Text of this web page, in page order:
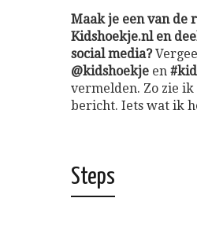
Maak je een van de
Kidshoekje.nl en
social media?
@kidshoekje en
vermelden. Zo zie ik
bericht. Iets wat ik
Steps